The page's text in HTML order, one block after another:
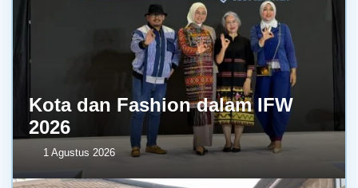
Kota dan Fashion dalam IFW
2026
1 Agustus 2026